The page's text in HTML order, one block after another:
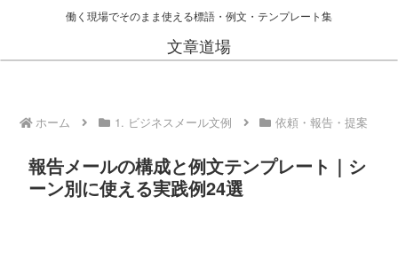
働く現場でそのまま使える標語・例文・テンプレート集
文章道場
ホーム 1. ビジネスメール文例 依頼・報告・提案
報告メールの構成と例文テンプレート｜シ
ーン別に使える実践例24選